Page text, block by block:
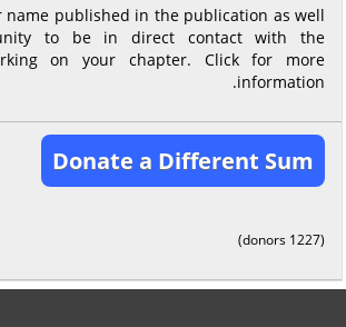
name published in the publication as well
to be in direct contact with the
on your chapter. Click for more
information.
Donate a Different Sum
(1227 donors)